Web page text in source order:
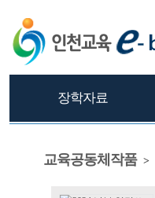
장학자료
교육공동체작품 >